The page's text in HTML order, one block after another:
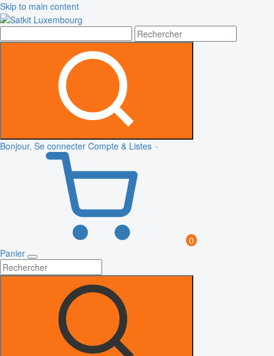
Skip to main content
Bonjour, Se connecter Compte & Listes
0
Panier